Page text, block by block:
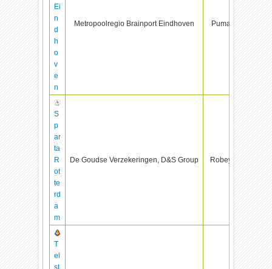
Ei
n
d
h
o
v
e
n
Metropoolregio Brainport Eindhoven Puma
S
p
ar
ta
R
ot
te
rd
a
m
De Goudse Verzekeringen, D&S Group Robey
T
el
st